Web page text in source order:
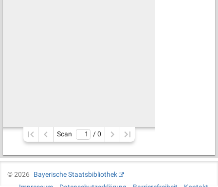
Scan / 0
©2026
Bayerische Staatsbibliothek